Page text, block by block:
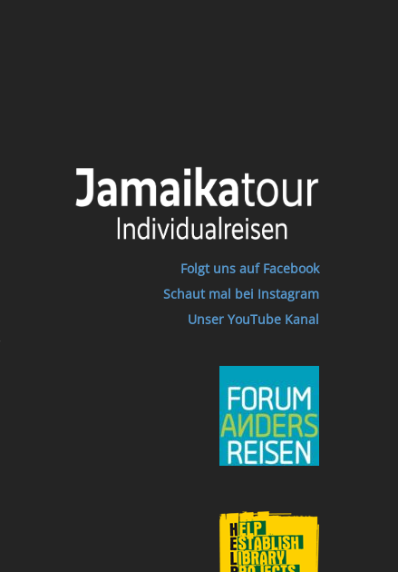
Folgt uns auf Facebook
Schaut mal bei Instagram
Unser YouTube Kanal